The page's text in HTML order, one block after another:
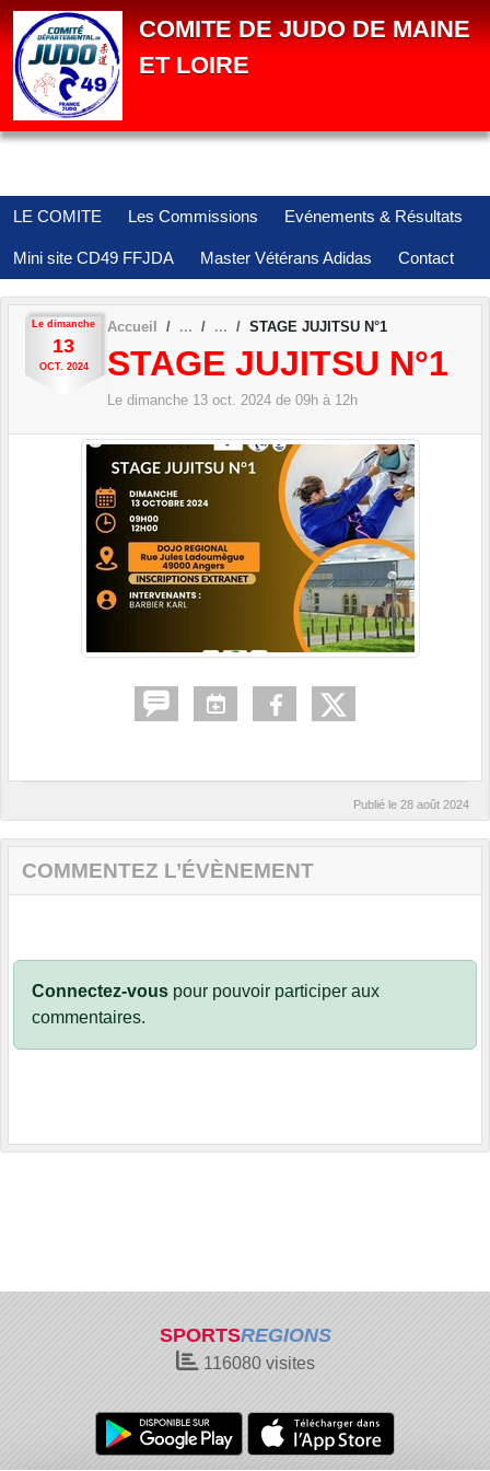
COMITE DE JUDO DE MAINE
ET LOIRE
LE COMITE Les Commissions Evénements & Résultats
Mini site CD49 FFJDA Master Vétérans Adidas Contact
Le dimanche
13
OCT. 2024
Accueil STAGE JUJITSU N°1
STAGE JUJITSU N°1
Le dimanche 13 oct. 2024 de 09h à 12h
Publié le 28 août 2024
COMMENTEZ L’ÉVÈNEMENT
Connectez-vous pour pouvoir participer aux
commentaires.
SPORTSREGIONS
116080visites
Panneau de gestion des cookies